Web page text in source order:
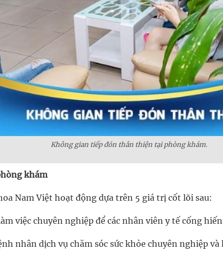
Không gian tiếp đón thân thiện tại phòng khám.
khám
Nam Việt hoạt động dựa trên 5 giá trị cốt lõi sau:
việc chuyên nghiệp để các nhân viên y tế cống
nhân dịch vụ chăm sóc sức khỏe chuyên nghiệp và